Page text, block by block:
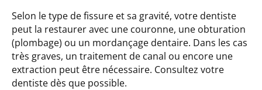
Selon le type de fissure et sa gravité, votre dentiste
peut la restaurer avec une couronne, une obturation
(plombage) ou un mordançage dentaire. Dans les cas
très graves, un traitement de canal ou encore une
extraction peut être nécessaire. Consultez votre
dentiste dès que possible.